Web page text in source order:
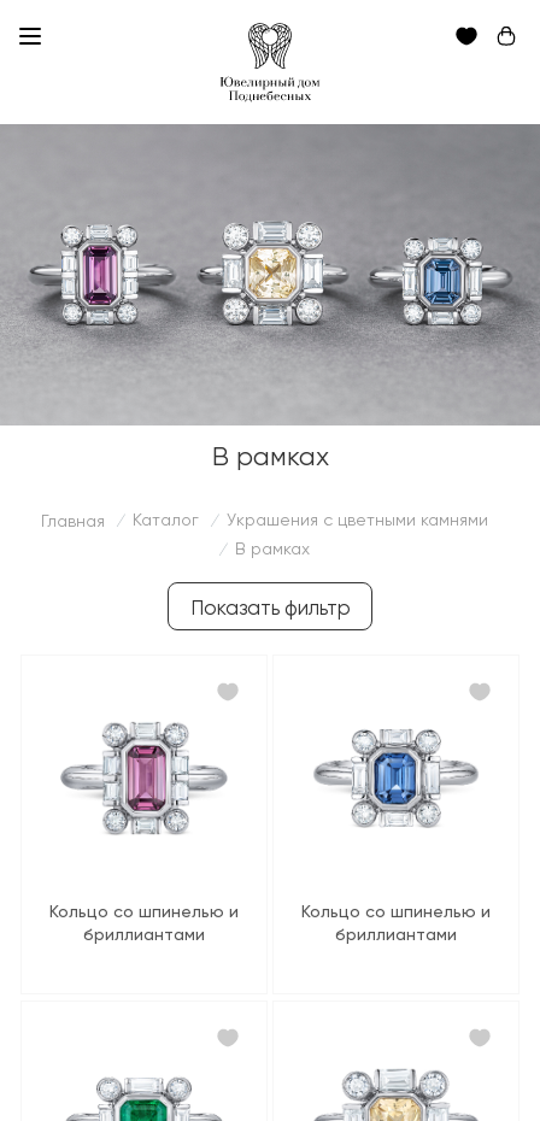
В рамках
Главная / Каталог / Украшения с цветными камнями
/ В рамках
Показать фильтр
Кольцо со шпинелью и
бриллиантами
Кольцо со шпинелью и
бриллиантами